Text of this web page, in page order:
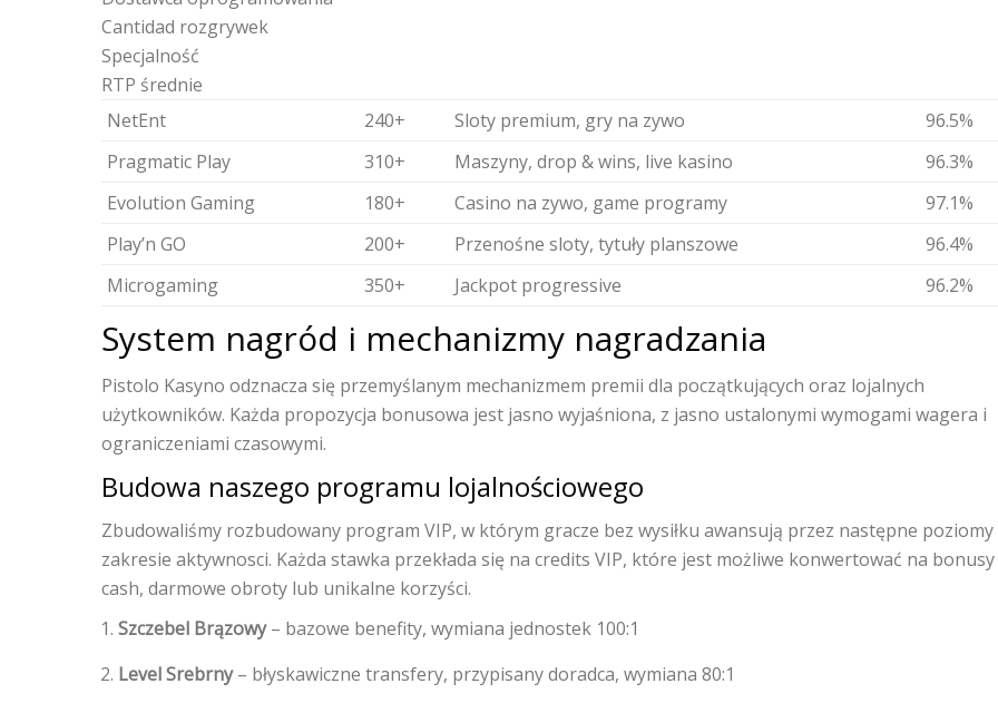
Cantidad rozgrywek
Specjalność
RTP średnie
NetEnt
240+ Sloty premium, gry na zywo
96.5%
Pragmatic Play
310+ Maszyny, drop & wins, live kasino
96.3%
Evolution Gaming
180+ Casino na zywo, game programy
97.1%
Play’n GO
200+ Przenośne sloty, tytuły planszowe
96.4%
Microgaming
350+ Jackpot progressive 96.2%
System nagród i mechanizmy nagradzania
Pistolo Kasyno odznacza się przemyślanym mechanizmem premii dla początkujących oraz lojalnych
użytkowników. Każda propozycja bonusowa jest jasno wyjaśniona, z jasno ustalonymi wymogami wagera i
ograniczeniami czasowymi.
Budowa naszego programu lojalnościowego
Zbudowaliśmy rozbudowany program VIP, w którym gracze bez wysiłku awansują przez następne poziomy
zakresie aktywnosci. Każda stawka przekłada się na credits VIP, które jest możliwe konwertować na bonusy
cash, darmowe obroty lub unikalne korzyści.
Szczebel Brązowy– bazowe benefity, wymiana jednostek 100:1
Level Srebrny– błyskawiczne transfery, przypisany doradca, wymiana 80:1